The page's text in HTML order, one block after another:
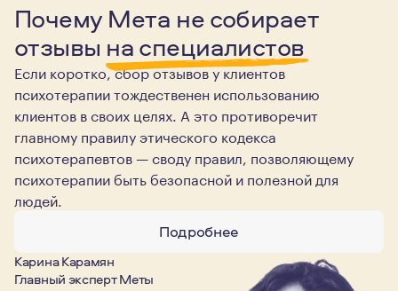
Почему Мета не собирает
отзывы на специалистов
Если коротко, сбор отзывов у клиентов
психотерапии тождественен использованию
клиентов в своих целях. А это противоречит
главному правилу этического кодекса
психотерапевтов — своду правил, позволяющему
психотерапии быть безопасной и полезной для
людей.
Подробнее
Карина Карамян
Главный эксперт Меты